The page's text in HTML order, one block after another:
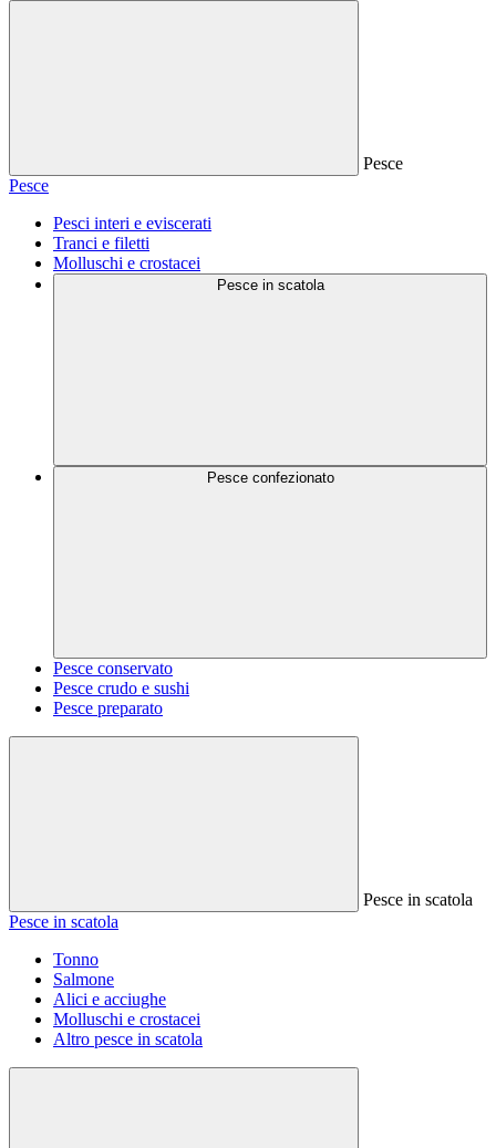
Pesce
Pesce
Pesci interi e eviscerati
Tranci e filetti
Molluschi e crostacei
Pesce in scatola
Pesce confezionato
Pesce conservato
Pesce crudo e sushi
Pesce preparato
Pesce in scatola
Pesce in scatola
Tonno
Salmone
Alici e acciughe
Molluschi e crostacei
Altro pesce in scatola